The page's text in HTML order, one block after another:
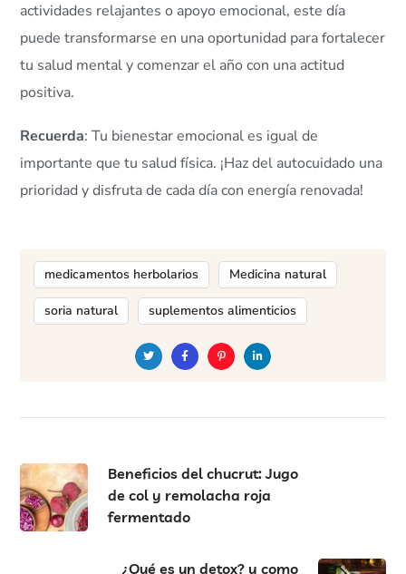
actividades relajantes o apoyo emocional, este día
puede transformarse en una oportunidad para fortalecer
tu salud mental y comenzar el año con una actitud
positiva.
Recuerda: Tu bienestar emocional es igual de
importante que tu salud física. ¡Haz del autocuidado una
prioridad y disfruta de cada día con energía renovada!
medicamentos herbolarios Medicina natural
soria natural suplementos alimenticios
Beneficios del chucrut: Jugo
de col y remolacha roja
fermentado
¿Qué es un detox? y como